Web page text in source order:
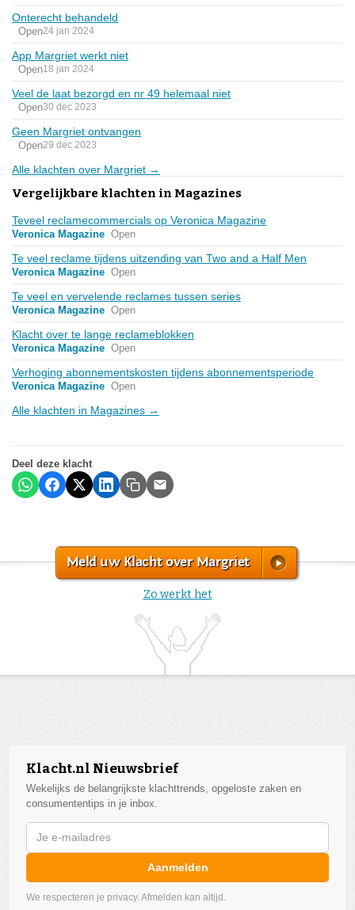
Onterecht behandeld
Open24 jan 2024
App Margriet werkt niet
Open18 jan 2024
Veel de laat bezorgd en nr 49 helemaal niet
Open30 dec 2023
Geen Margriet ontvangen
Open29 dec 2023
Alle klachten over Margriet →
Vergelijkbare klachten in Magazines
Teveel reclamecommercials op Veronica Magazine
Veronica Magazine Open
Te veel reclame tijdens uitzending van Two and a Half Men
Veronica Magazine Open
Te veel en vervelende reclames tussen series
Veronica Magazine Open
Klacht over te lange reclameblokken
Veronica Magazine Open
Verhoging abonnementskosten tijdens abonnementsperiode
Veronica Magazine Open
Alle klachten in Magazines →
Deel deze klacht
Meld uw Klacht over Margriet
Zo werkt het
Klacht.nl Nieuwsbrief
Wekelijks de belangrijkste klachttrends, opgeloste zaken en
consumententips in je inbox.
Aanmelden
We respecteren je privacy. Afmelden kan altijd.